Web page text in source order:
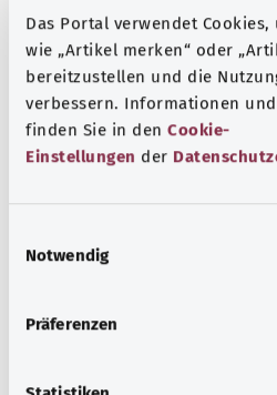
Das Portal verwendet
wie „Artikel merken“ oder
bereitzustellen und die
verbessern. Informationen
finden Sie in den Cookie-
Einstellungen der
Notwendig
Präferenzen
M48.57 Компрессия тела
классифицированная в
крестцового отдела
M48.58 Компрессия тела
классифицированная в
Крестцового и крестцово-
M48.59 Разрушение
Неуточненной локализации
Указание